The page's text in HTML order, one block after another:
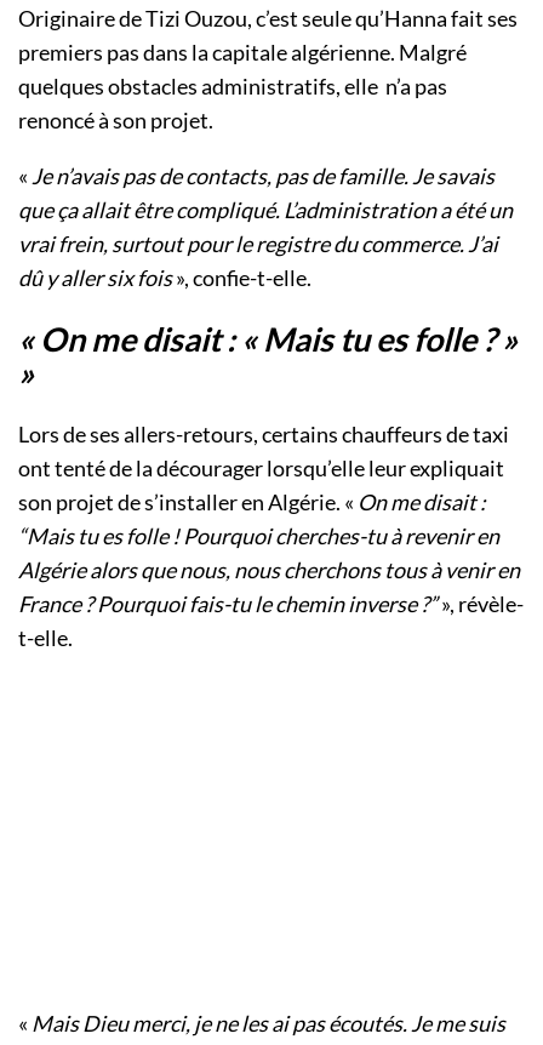
Originaire de Tizi Ouzou, c’est seule qu’Hanna fait ses
premiers pas dans la capitale algérienne. Malgré
quelques obstacles administratifs, elle n’a pas
renoncé à son projet.
« Je n’avais pas de contacts, pas de famille. Je savais
que ça allait être compliqué. L’administration a été un
vrai frein, surtout pour le registre du commerce. J’ai
dû y aller six fois», confie-t-elle.
« On me disait : « Mais tu es folle?»
»
Lors de ses allers-retours, certains chauffeurs de taxi
ont tenté de la décourager lorsqu’elle leur expliquait
son projet de s’installer en Algérie. « On me disait :
“Mais tu es folle ! Pourquoi cherches-tu à revenir en
Algérie alors que nous, nous cherchons tous à venir en
France ? Pourquoi fais-tu le chemin inverse ?”», révèle-
t-elle.
« Mais Dieu merci, je ne les ai pas écoutés. Je me suis